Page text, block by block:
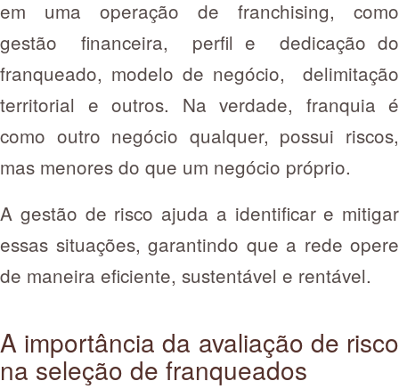
em uma operação de franchising, como
gestão financeira, perfil e dedicação do
franqueado, modelo de negócio, delimitação
territorial e outros. Na verdade, franquia é
como outro negócio qualquer, possui riscos,
mas menores do que um negócio próprio.
A gestão de risco ajuda a identificar e mitigar
essas situações, garantindo que a rede opere
de maneira eficiente, sustentável e rentável.
A importância da avaliação de risco
na seleção de franqueados